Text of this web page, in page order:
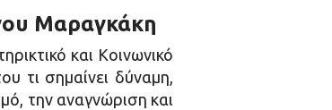
Μαραγκάκη
και Κοινωνικό
τι σημαίνει δύναμη,
την αναγνώριση και